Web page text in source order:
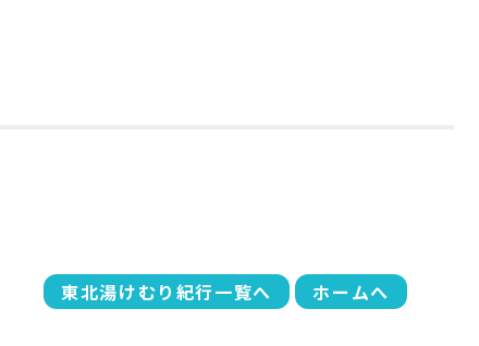
東北湯けむり紀行一覧へ ホームへ